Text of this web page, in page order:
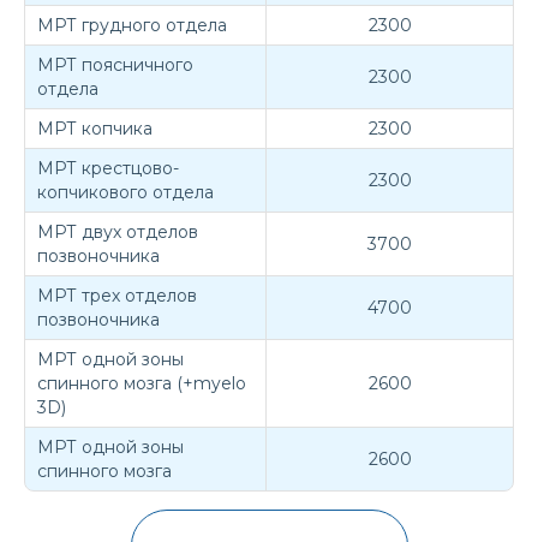
МРТ грудного отдела
2300
МРТ поясничного
отдела
2300
МРТ копчика
2300
МРТ крестцово-
копчикового отдела
2300
МРТ двух отделов
позвоночника
3700
МРТ трех отделов
позвоночника
4700
МРТ одной зоны
спинного мозга (+myelo
3D)
2600
МРТ одной зоны
спинного мозга
2600